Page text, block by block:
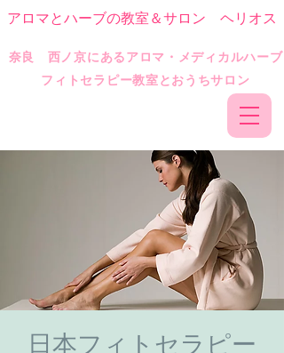
​奈良 西ノ京にあるアロマ・メディカルハーブ
フィトセラピー教室とおうちサロン
アロマとハーブの教室＆サロン ヘリオス
日本フィトセラピー